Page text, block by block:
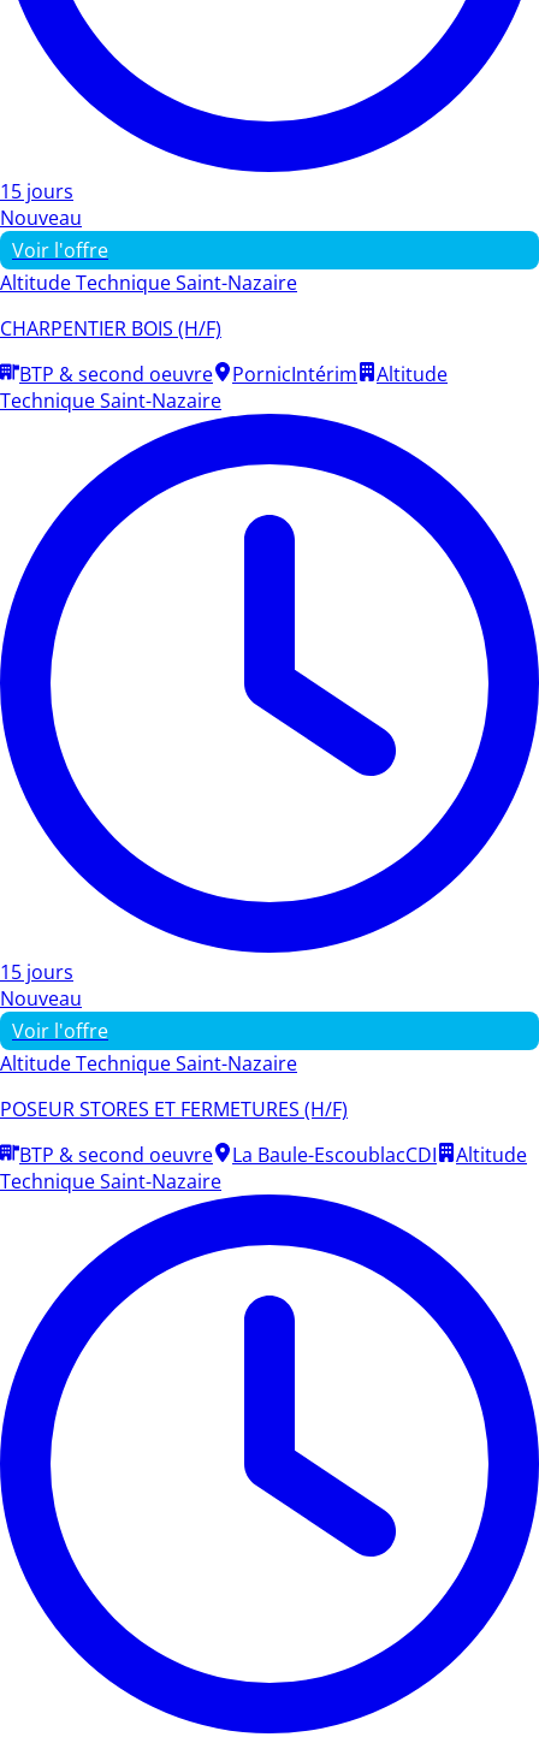
15 jours
Nouveau
Voir l'offre
Altitude Technique Saint-Nazaire
CHARPENTIER BOIS (H/F)
BTP & second oeuvre
PornicIntérim
Altitude
Technique Saint-Nazaire
15 jours
Nouveau
Voir l'offre
Altitude Technique Saint-Nazaire
POSEUR STORES ET FERMETURES (H/F)
BTP & second oeuvre
La Baule-EscoublacCDI
Altitude
Technique Saint-Nazaire